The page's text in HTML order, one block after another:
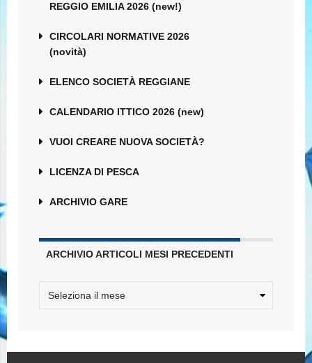
REGGIO EMILIA 2026 (new!)
CIRCOLARI NORMATIVE 2026
(novità)
ELENCO SOCIETÀ REGGIANE
CALENDARIO ITTICO 2026 (new)
VUOI CREARE NUOVA SOCIETÀ?
LICENZA DI PESCA
ARCHIVIO GARE
ARCHIVIO ARTICOLI MESI PRECEDENTI